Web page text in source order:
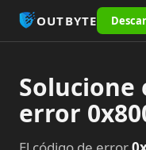
OUTBYTE
Solucione
error